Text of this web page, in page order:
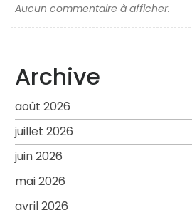
Aucun commentaire à afficher.
Archive
août 2026
juillet 2026
juin 2026
mai 2026
avril 2026